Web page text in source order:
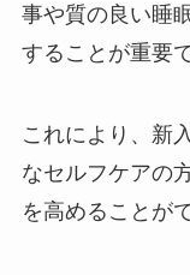
事や質の良い睡
することが重要で
これにより、新
なセルフケアの
を高めることが